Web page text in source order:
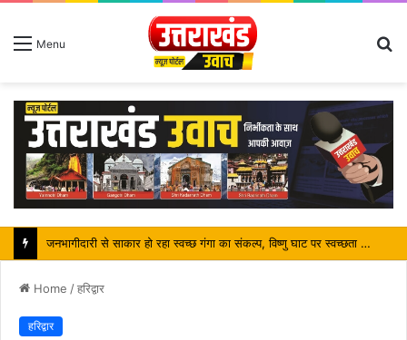
Menu
पर्यटन मंत्री ने किया ट्रैवल एंड टूरिज्म फेयर (TTF) में प्रतिभाग
Home /हरिद्वार
हरिद्वार